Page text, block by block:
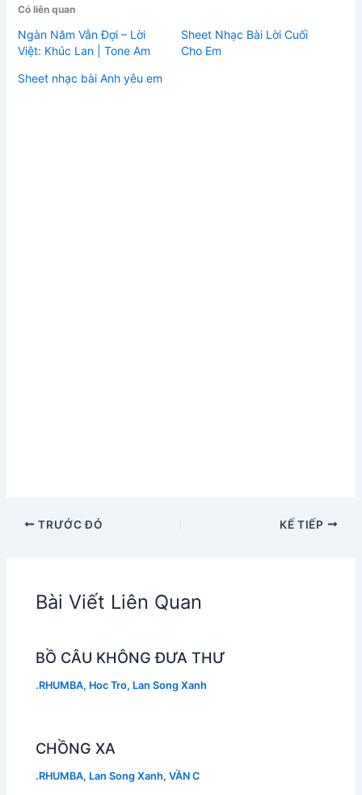
Có liên quan
Ngàn Năm Vẫn Đợi – Lời
Việt: Khúc Lan | Tone Am
Sheet Nhạc Bài Lời Cuối
Cho Em
Sheet nhạc bài Anh yêu em
TRƯỚC ĐÓ KẾ TIẾP
Bài Viết Liên Quan
BỒ CÂU KHÔNG ĐƯA THƯ
.RHUMBA, Hoc Tro, Lan Song Xanh
CHỒNG XA
.RHUMBA, Lan Song Xanh,VẦN C